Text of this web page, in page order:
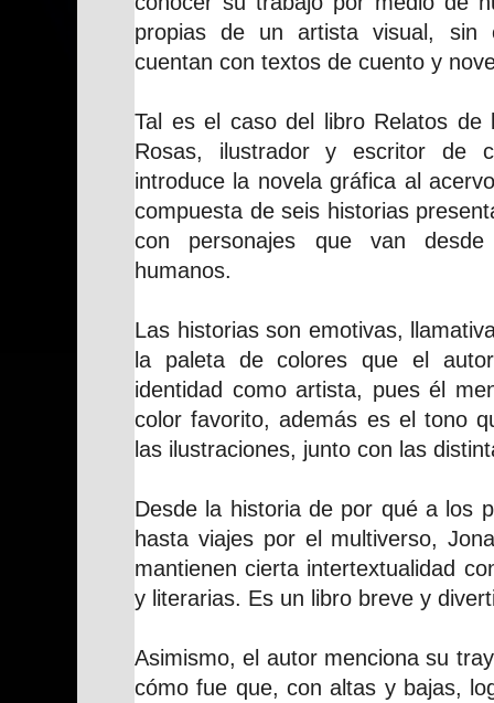
propias de un artista visual, sin
cuentan con textos de cuento y
Tal es el caso del libro Relatos de
Rosas, ilustrador y escritor de
introduce la novela gráfica al
compuesta de seis historias
con personajes que van
humanos.
Las historias son emotivas,
la paleta de colores que el
identidad como artista, pues él
color favorito, además es el tono
las ilustraciones, junto con las
Desde la historia de por qué a los
hasta viajes por el multiverso,
mantienen cierta intertextualidad
y literarias. Es un libro breve y
Asimismo, el autor menciona su
cómo fue que, con altas y bajas,